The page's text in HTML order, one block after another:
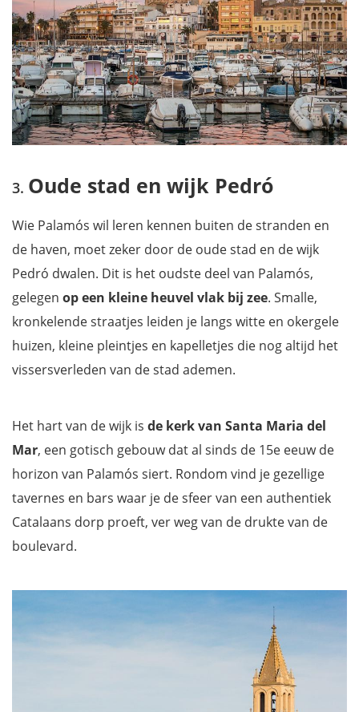
Oude stad en wijk Pedró
Wie Palamós wil leren kennen buiten de stranden en
de haven, moet zeker door de oude stad en de wijk
Pedró dwalen. Dit is het oudste deel van Palamós,
gelegen op een kleine heuvel vlak bij zee. Smalle,
kronkelende straatjes leiden je langs witte en okergele
huizen, kleine pleintjes en kapelletjes die nog altijd het
vissersverleden van de stad ademen.
Het hart van de wijk is de kerk van Santa Maria del
Mar, een gotisch gebouw dat al sinds de 15e eeuw de
horizon van Palamós siert. Rondom vind je gezellige
tavernes en bars waar je de sfeer van een authentiek
Catalaans dorp proeft, ver weg van de drukte van de
boulevard.